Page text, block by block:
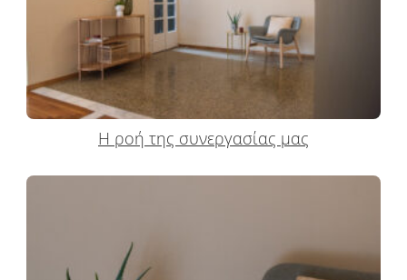
Η ροή της συνεργασίας μας